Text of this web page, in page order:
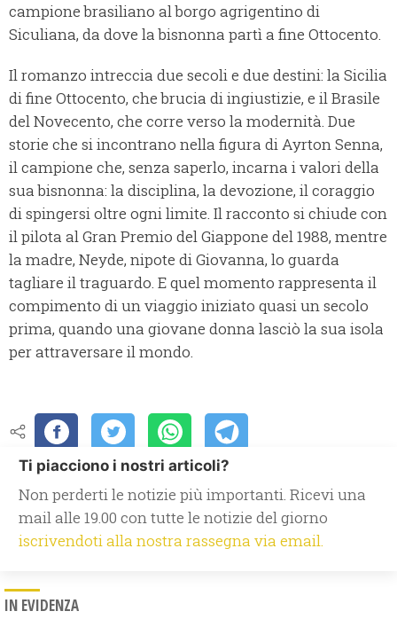
campione brasiliano al borgo agrigentino di
Siculiana, da dove la bisnonna partì a fine Ottocento.
Il romanzo intreccia due secoli e due destini: la Sicilia
di fine Ottocento, che brucia di ingiustizie, e il Brasile
del Novecento, che corre verso la modernità. Due
storie che si incontrano nella figura di Ayrton Senna,
il campione che, senza saperlo, incarna i valori della
sua bisnonna: la disciplina, la devozione, il coraggio
di spingersi oltre ogni limite. Il racconto si chiude con
il pilota al Gran Premio del Giappone del 1988, mentre
la madre, Neyde, nipote di Giovanna, lo guarda
tagliare il traguardo. E quel momento rappresenta il
compimento di un viaggio iniziato quasi un secolo
prima, quando una giovane donna lasciò la sua isola
per attraversare il mondo.
Ti piacciono i nostri articoli?
Non perderti le notizie più importanti. Ricevi una
mail alle 19.00 con tutte le notizie del giorno
iscrivendoti alla nostra rassegna via email.
IN EVIDENZA